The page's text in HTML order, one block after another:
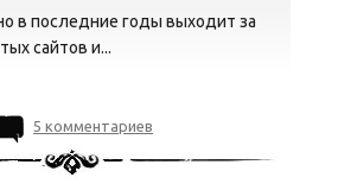
в последние годы выходит за
сайтов и...
5 комментариев